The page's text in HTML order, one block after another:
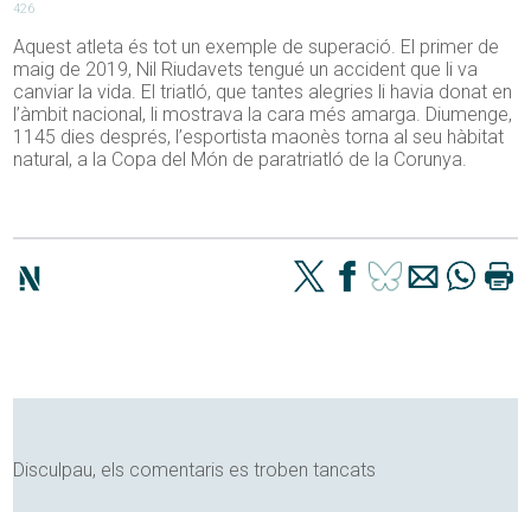
426
Aquest atleta és tot un exemple de superació. El primer de
maig de 2019, Nil Riudavets tengué un accident que li va
canviar la vida. El triatló, que tantes alegries li havia donat en
l’àmbit nacional, li mostrava la cara més amarga. Diumenge,
1145 dies després, l’esportista maonès torna al seu hàbitat
natural, a la Copa del Món de paratriatló de la Corunya.
Disculpau, els comentaris es troben tancats